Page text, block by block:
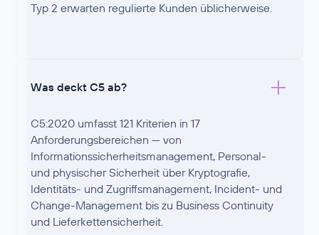
Typ 2 erwarten regulierte Kunden üblicherweise.
Was deckt C5 ab?
C5:2020 umfasst 121 Kriterien in 17
Anforderungsbereichen — von
Informationssicherheitsmanagement, Personal-
und physischer Sicherheit über Kryptografie,
Identitäts- und Zugriffsmanagement, Incident- und
Change-Management bis zu Business Continuity
und Lieferkettensicherheit.